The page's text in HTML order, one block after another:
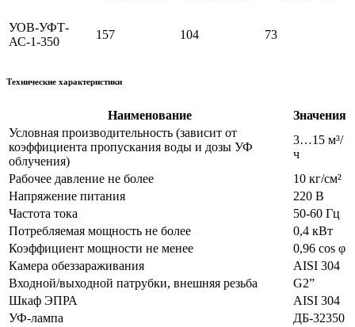
УОВ-УФТ-
АС-1-350
157 104 73
Технические характеристики
Наименование
Значения
Условная производительность (зависит от
коэффициента пропускания воды и дозы УФ
облучения)
3…15 м³/
ч
Рабочее давление не более
10 кг/см²
Напряжение питания
220 В
Частота тока
50-60 Гц
Потребляемая мощность не более
0,4 кВт
Коэффициент мощности не менее
0,96 cos φ
Камера обеззараживания
AISI 304
Входной/выходной патрубки, внешняя резьба
G2”
Шкаф ЭПРА
AISI 304
УФ-лампа
ДБ-32350